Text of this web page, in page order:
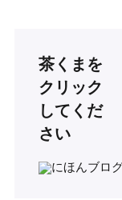
茶くまを
クリック
してくだ
さい